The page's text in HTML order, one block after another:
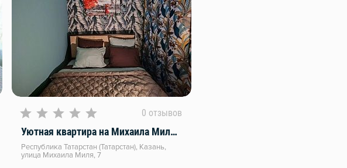
0 отзывов
Уютная квартира на Михаила Миля 7
Республика Татарстан (Татарстан), Казань,
улица Михаила Миля, 7